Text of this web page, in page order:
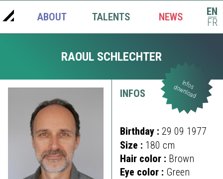
ABOUT TALENTS NEWS EN
|
FR
RAOUL SCHLECHTER
INFOS
Birthday : 29 09 1977
Size : 180 cm
Hair color : Brown
Eye color : Green
Infos
download